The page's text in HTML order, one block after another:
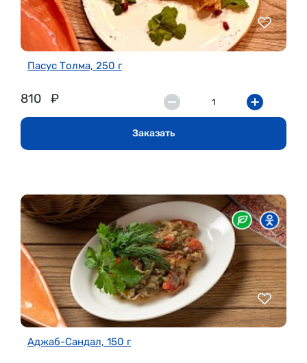
Пасус Толма, 250 г
810 ₽
Заказать
Аджаб-Сандал, 150 г